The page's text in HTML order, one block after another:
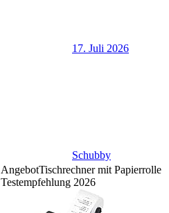
17. Juli 2026
Schubby
AngebotTischrechner mit Papierrolle
Testempfehlung 2026